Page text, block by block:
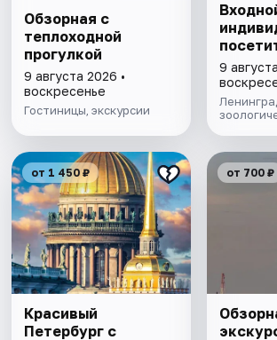
Обзорная с
теплоходной
прогулкой
9 августа 2026 •
воскресенье
Гостиницы, экскурсии
9
от 1 450 ₽
Красивый
Петербург с
от 700 ₽